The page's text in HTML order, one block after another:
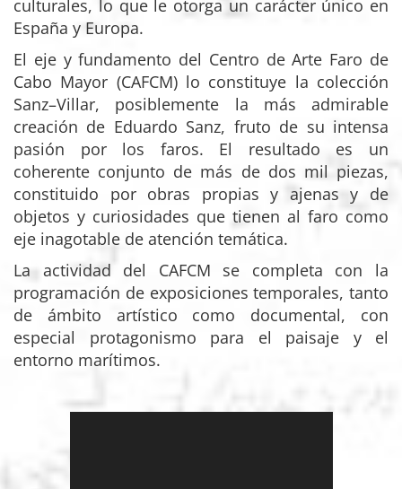
culturales, lo que le otorga un carácter único en
España y Europa.
El eje y fundamento del Centro de Arte Faro de
Cabo Mayor (CAFCM) lo constituye la colección
Sanz–Villar, posiblemente la más admirable
creación de Eduardo Sanz, fruto de su intensa
pasión por los faros. El resultado es un
coherente conjunto de más de dos mil piezas,
constituido por obras propias y ajenas y de
objetos y curiosidades que tienen al faro como
eje inagotable de atención temática.
La actividad del CAFCM se completa con la
programación de exposiciones temporales, tanto
de ámbito artístico como documental, con
especial protagonismo para el paisaje y el
entorno marítimos.